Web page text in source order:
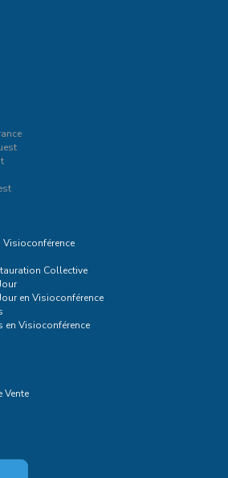
Collective
en Visioconférence
en Visioconférence
Vente